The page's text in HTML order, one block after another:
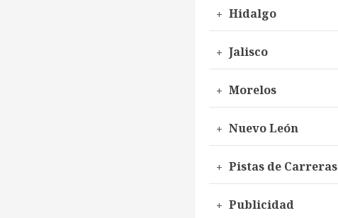
Hidalgo
Jalisco
Morelos
Nuevo León
Pistas de Carreras
Publicidad